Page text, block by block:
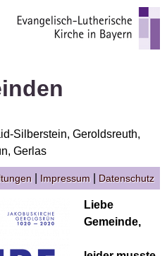
Silberstein, Geroldsreuth,
Gerlas
Impressum Datenschutz
Liebe
Gemeinde,